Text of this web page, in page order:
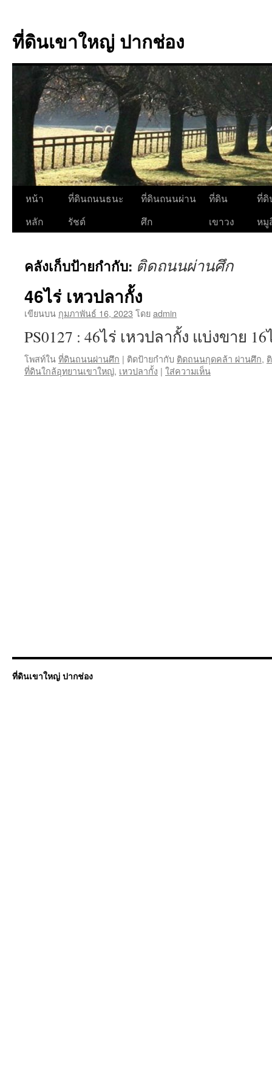
ที่ดินเขาใหญ่ ปากช่อง
ข้าม
ไป
เนื้อหา
หน้า
หลัก
ที่ดินถนนธนะ
รัชต์
ที่ดินถนนผ่าน
ศึก
ที่ดิน
เขาวง
ที่ดิ
หมู
คลังเก็บป้ายกำกับ: ติดถนนผ่านศึก
46ไร่ เหวปลากั้ง
เขียนบน กุมภาพันธ์ 16, 2023 โดยadmin
PS0127 : 46ไร่ เหวปลากั้ง แบ่งขาย
โพสท์ในที่ดินถนนผ่านศึก | ติดป้ายกำกับ ติดถนนกุดคล้า ผ่านศึก,
ที่ดินใกล้อุทยานเขาใหญ่, เหวปลากั้ง | ใส่ความเห็น
ที่ดินเขาใหญ่ ปากช่อง